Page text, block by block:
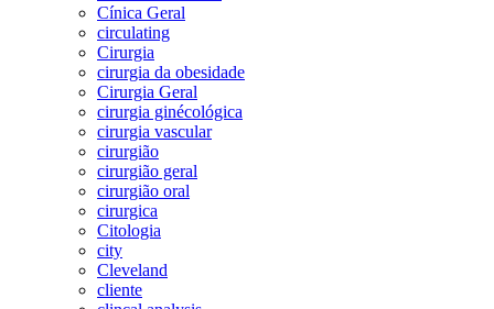
Cínica Geral
circulating
Cirurgia
cirurgia da obesidade
Cirurgia Geral
cirurgia ginécológica
cirurgia vascular
cirurgião
cirurgião geral
cirurgião oral
cirurgica
Citologia
city
Cleveland
cliente